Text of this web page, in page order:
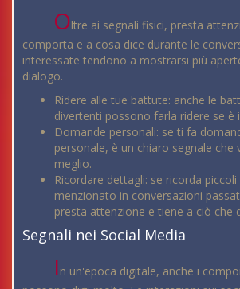
Oltre ai segnali fisici, presta
comporta e a cosa dice durante le
interessate tendono a mostrarsi più
dialogo.
Ridere alle tue battute: anche le
divertenti possono farla ridere se è
Domande personali: se ti fa
personale, è un chiaro segnale che
meglio.
Ricordare dettagli: se ricorda
menzionato in conversazioni
presta attenzione e tiene a ciò che
Segnali nei Social Media
In un'epoca digitale, anche i